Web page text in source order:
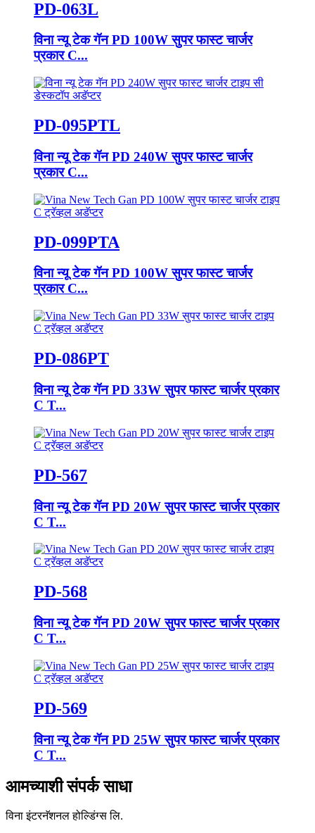
PD-063L
विना न्यू टेक गॅन PD 100W सुपर फास्ट चार्जर
प्रकार C...
PD-095PTL
विना न्यू टेक गॅन PD 240W सुपर फास्ट चार्जर
प्रकार C...
PD-099PTA
विना न्यू टेक गॅन PD 100W सुपर फास्ट चार्जर
प्रकार C...
PD-086PT
विना न्यू टेक गॅन PD 33W सुपर फास्ट चार्जर प्रकार
C T...
PD-567
विना न्यू टेक गॅन PD 20W सुपर फास्ट चार्जर प्रकार
C T...
PD-568
विना न्यू टेक गॅन PD 20W सुपर फास्ट चार्जर प्रकार
C T...
PD-569
विना न्यू टेक गॅन PD 25W सुपर फास्ट चार्जर प्रकार
C T...
आमच्याशी संपर्क साधा
विना इंटरनॅशनल होल्डिंग्स लि.